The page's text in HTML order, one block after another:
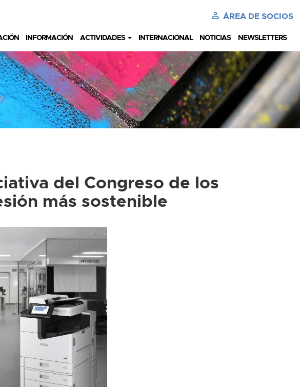
perm_identity ÁREA DE SOCIOS
INFORMACIÓN ACTIVIDADES INTERNACIONAL NOTICIAS NEWSLETTERS
del Congreso de los
más sostenible